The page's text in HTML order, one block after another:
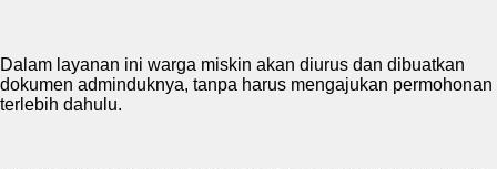
Dalam layanan ini warga miskin akan diurus dan dibuatkan
dokumen adminduknya, tanpa harus mengajukan permohonan
terlebih dahulu.